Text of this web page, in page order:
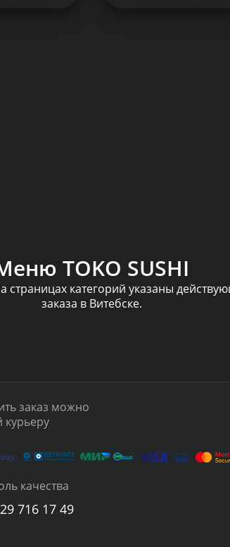
TOKO SUSHI
категорий указаны
заказа в Витебске.
заказ можно
курьеру
качества
716 17 49